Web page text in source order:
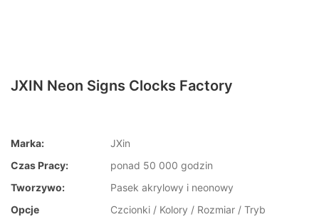
JXIN Neon Signs Clocks Factory
Marka:
JXin
Czas Pracy:
ponad 50 000 godzin
Tworzywo:
Pasek akrylowy i neonowy
Opcje
Czcionki / Kolory / Rozmiar / Tryb